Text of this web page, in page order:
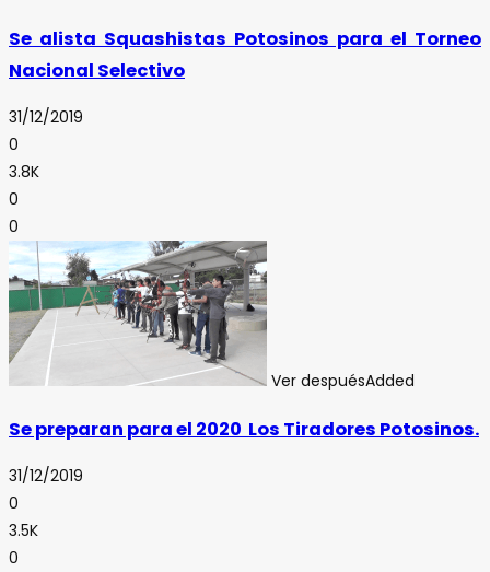
Se alista Squashistas Potosinos para el Torneo
Nacional Selectivo
31/12/2019
0
3.8K
0
0
Ver despuésAdded
Se preparan para el 2020 Los Tiradores Potosinos.
31/12/2019
0
3.5K
0